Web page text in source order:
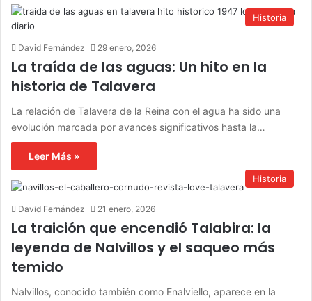
Historia
David Fernández 29 enero, 2026
La traída de las aguas: Un hito en la
historia de Talavera
La relación de Talavera de la Reina con el agua ha sido una
evolución marcada por avances significativos hasta la…
Leer Más »
Historia
David Fernández 21 enero, 2026
La traición que encendió Talabira: la
leyenda de Nalvillos y el saqueo más
temido
Nalvillos, conocido también como Enalviello, aparece en la